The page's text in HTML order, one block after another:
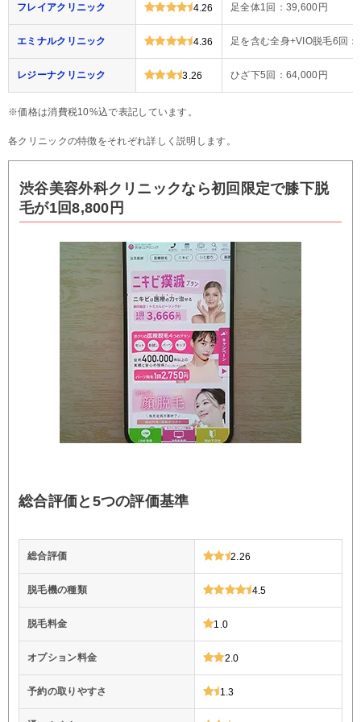
フレイアクリニック 4.26 足全体1回：39,600円
エミナルクリニック 4.36 足を含む全身+VIO脱毛6回
レジーナクリニック 3.26 ひざ下5回：64,000円
※価格は消費税10%込で表記しています。
各クリニックの特徴をそれぞれ詳しく説明します。
渋谷美容外科クリニックなら初回限定で膝下脱
毛が1回8,800円
総合評価と5つの評価基準
総合評価 2.26
脱毛機の種類 4.5
脱毛料金 1.0
オプション料金 2.0
予約の取りやすさ 1.3